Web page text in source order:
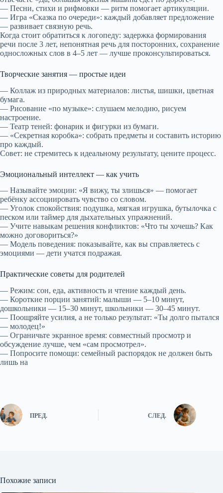
— Песни, стихи и рифмовки — ритм помогает артикуляции.
— Игра «Сказка по очереди»: каждый добавляет предложение
— развивает связную речь.
Когда стоит обратиться к логопеду: задержка формирования
речи после 3 лет, непонятная речь для посторонних, сохранение
односложных слов в 4–5 лет — лучше проконсультироваться.
Творческие занятия — простые идеи
— Коллаж из природных материалов: листья, шишки, цветная
бумага.
— Рисование «по музыке»: слушаем мелодию, рисуем
настроение.
— Театр теней: фонарик и фигурки из бумаги.
— «Секретная коробка»: собрать предметы и составить историю
про каждый.
Совет: не стремитесь к идеальному результату, цените процесс.
Эмоциональный интеллект — как учить
— Называйте эмоции: «Я вижу, ты злишься» — помогает
ребёнку ассоциировать чувство со словом.
— Уголок спокойствия: подушка, мягкая игрушка, бутылочка с
песком или таймер для дыхательных упражнений.
— Учите навыкам решения конфликтов: «Что ты хочешь? Как
можно договориться?»
— Модель поведения: показывайте, как вы справляетесь с
эмоциями — дети учатся подражая.
Практические советы для родителей
— Режим: сон, еда, активность и чтение каждый день.
— Короткие порции занятий: малыши — 5–10 минут,
дошкольники — 15–30 минут, школьники — 30–45 минут.
— Поощряйте усилия, а не только результат: «Ты долго пытался
— молодец!»
— Ограничьте экранное время: совместный просмотр и
обсуждение лучше, чем «сам просмотрел».
— Попросите помощи: семейный распорядок не должен быть
лишь на
ПРЕД. СЛЕД.
Похожие записи